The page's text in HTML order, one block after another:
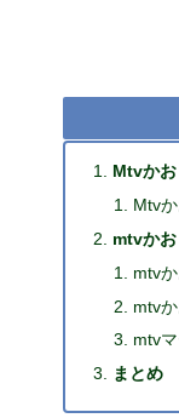
Mtvかお
Mtv
mtvかお
mtv
mtv
mtv
まとめ